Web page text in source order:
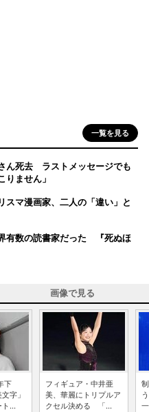
一覧を見る
ん死去 ラストメッセージでも
ません」
マ漫画家、二人の「違い」と
有数の読書家だった 『死ぬほ
画像で見る
下
字」
...
フィギュア・中井亜
美、華麗にトリプルア
クセル決める 「...